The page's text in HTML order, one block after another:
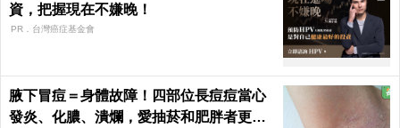
資，把握現在不嫌晚！
PR．台灣癌症基金會
腋下冒痘＝身體故障！四部位長痘痘當心
發炎、化膿、潰爛，愛抽菸和肥胖者更要